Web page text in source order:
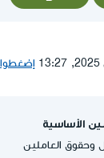
إضغطوا
الأساسية
وحقوق العاملين